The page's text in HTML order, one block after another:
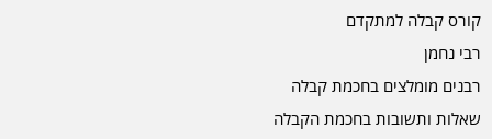
קורס קבלה למתקדם
רבי נחמן
רבנים מומלצים בחכמת קבלה
שאלות ותשובות בחכמת הקבלה